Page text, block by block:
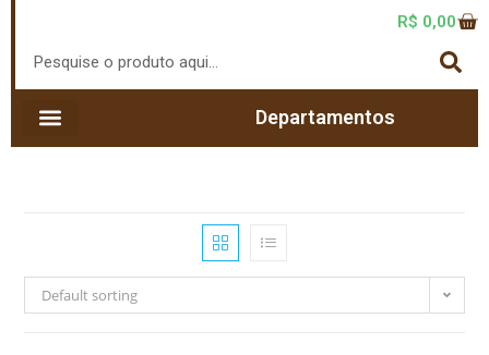
R$ 0,00
Departamentos
Default sorting